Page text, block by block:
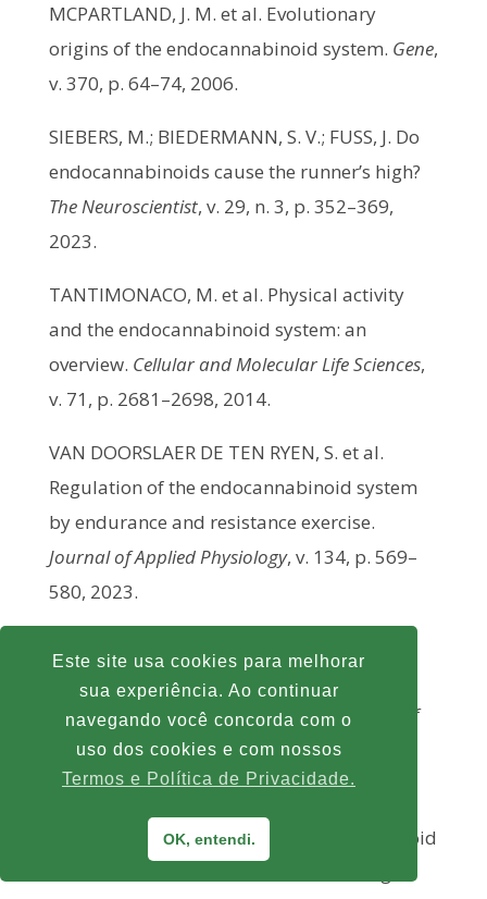
MCPARTLAND, J. M. et al. Evolutionary
origins of the endocannabinoid system. Gene,
v. 370, p. 64–74, 2006.
SIEBERS, M.; BIEDERMANN, S. V.; FUSS, J. Do
endocannabinoids cause the runner’s high?
The Neuroscientist, v. 29, n. 3, p. 352–369,
2023.
TANTIMONACO, M. et al. Physical activity
and the endocannabinoid system: an
overview. Cellular and Molecular Life Sciences,
v. 71, p. 2681–2698, 2014.
VAN DOORSLAER DE TEN RYEN, S. et al.
Regulation of the endocannabinoid system
by endurance and resistance exercise.
Journal of Applied Physiology, v. 134, p. 569–
580, 2023.
endocannabinoid system in the
neurobiology of suicide. In:Neurobiology of
Suicide. Amsterdam: Elsevier, 2010.
high: changes in mood and endocannabinoid
Este site usa cookies para melhorar
sua experiência. Ao continuar
navegando você concorda com o
uso dos cookies e com nossos
Termos e Política de Privacidade.
OK, entendi.